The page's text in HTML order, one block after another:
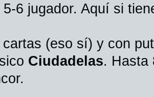
5-6 jugador. Aquí si
cartas (eso sí) y con
Ciudadelas. Hasta